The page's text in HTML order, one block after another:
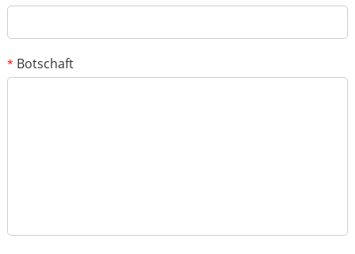
* Botschaft